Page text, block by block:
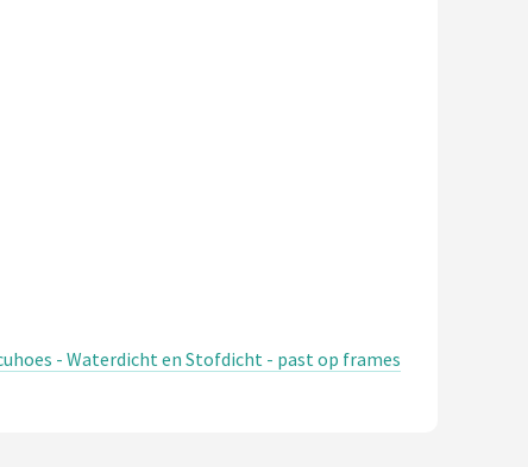
- Waterdicht en Stofdicht - past op frames